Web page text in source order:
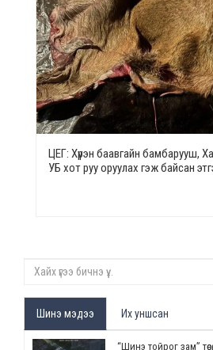
ЦЕГ: Хүрэн баавгайн бамбарууш,
УБ хот руу оруулах гэж байсан
Шинэ мэдээ Их уншсан
“Шинэ тойрог зам”